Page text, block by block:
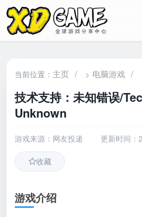
当前位置： 主页 / > 电脑游戏 /
技术支持：未知错误/
Unknown
游戏来源：网友投递 更新时间：
收藏
游戏介绍